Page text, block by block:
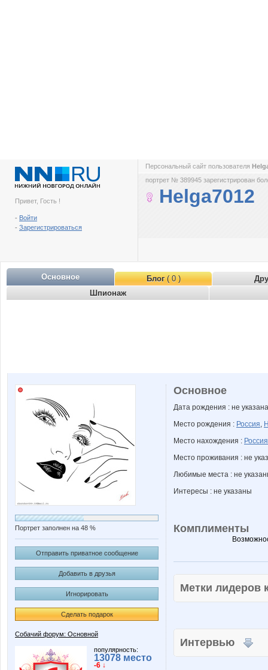
Привет, Гость !
- Войти
- Зарегистрироваться
Персональный сайт пользователя
портрет № 389945 зарегистрирован
Helga7012
Основное Блог( 0 )
Шпионаж
Портрет заполнен на 48 %
Отправить приватное сообщение
Добавить в друзья
Игнорировать
Сделать подарок
Собачий форум: Основной
популярность:
13078 место
-6 ↓
Основное
Дата рождения : не указана
Место рождения : Россия,
Место нахождения : Россия
Место проживания : не
Любимые места : не
Интересы : не указаны
Комплименты
Метки
Интервью